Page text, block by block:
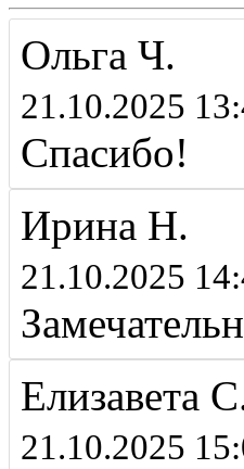
Ольга Ч.
21.10.2025
Спасибо!
Ирина Н.
21.10.2025
Елизавета
21.10.2025